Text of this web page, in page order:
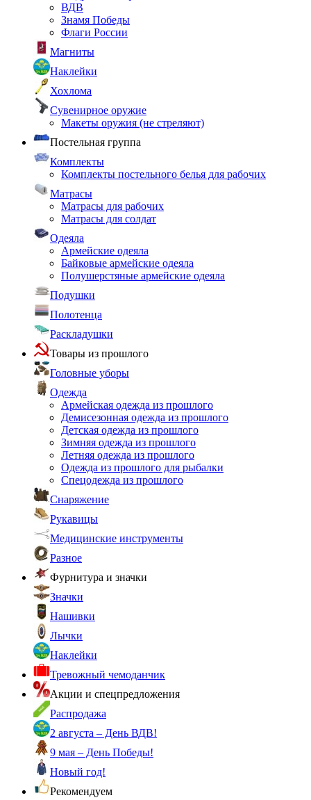
ВДВ
Знамя Победы
Флаги России
Магниты
Наклейки
Хохлома
Сувенирное оружие
Макеты оружия (не стреляют)
Постельная группа
Комплекты
Комплекты постельного белья для рабочих
Матрасы
Матрасы для рабочих
Матрасы для солдат
Одеяла
Армейские одеяла
Байковые армейские одеяла
Полушерстяные армейские одеяла
Подушки
Полотенца
Раскладушки
Товары из прошлого
Головные уборы
Одежда
Армейская одежда из прошлого
Демисезонная одежда из прошлого
Детская одежда из прошлого
Зимняя одежда из прошлого
Летняя одежда из прошлого
Одежда из прошлого для рыбалки
Спецодежда из прошлого
Снаряжение
Рукавицы
Медицинские инструменты
Разное
Фурнитура и значки
Значки
Нашивки
Лычки
Наклейки
Тревожный чемоданчик
Акции и спецпредложения
Распродажа
2 августа – День ВДВ!
9 мая – День Победы!
Новый год!
Рекомендуем